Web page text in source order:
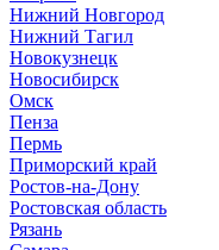
Нижний Новгород
Нижний Тагил
Новокузнецк
Новосибирск
Омск
Пенза
Пермь
Приморский край
Ростов-на-Дону
Ростовская область
Рязань